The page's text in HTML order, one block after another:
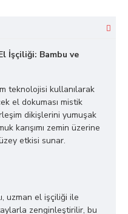
İşçiliği: Bambu ve
teknolojisi kullanılarak
el dokuması mistik
dikişlerini yumuşak
karışımı zemin üzerine
etkisi sunar.
uzman el işçiliği ile
zenginleştirilir, bu